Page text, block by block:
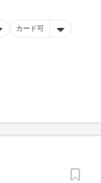
カード可